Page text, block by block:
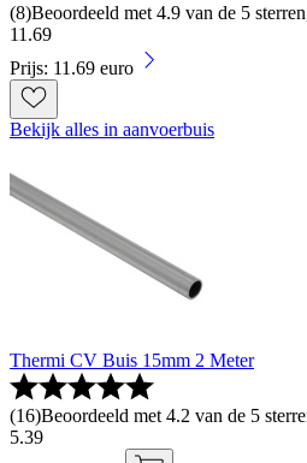
(8)Beoordeeld met 4.9 van de 5
11 .69
Prijs: 11.69 euro
Bekijk alles in aanvoerbuis
Thermi CV Buis 15mm 2 Meter
(16)Beoordeeld met 4.2 van de 5
5.39